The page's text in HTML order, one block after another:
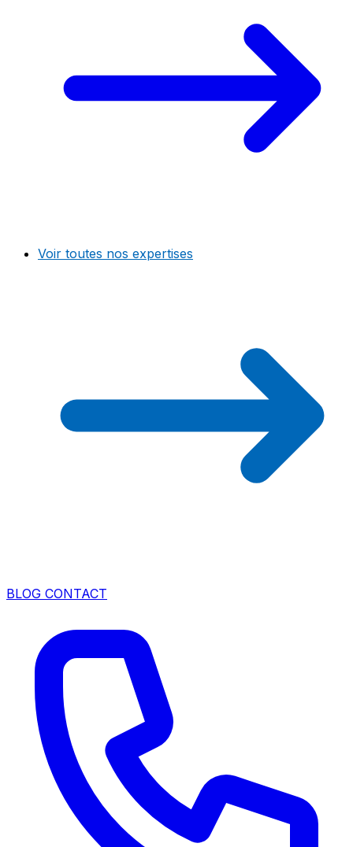
Voir toutes nos expertises
BLOG CONTACT